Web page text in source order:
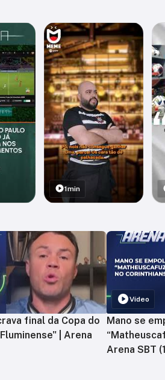
1min
final da Copa do
| Arena
Vídeo
Mano se
Arena SBT